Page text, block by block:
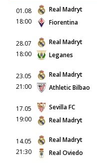
01.08
18:00
Real Madryt
Fiorentina
28.07
18:00
Real Madryt
Leganes
23.05
21:00
Real Madryt
Athletic Bilbao
17.05
19:00
Sevilla FC
Real Madryt
14.05
21:30
Real Madryt
Real Oviedo